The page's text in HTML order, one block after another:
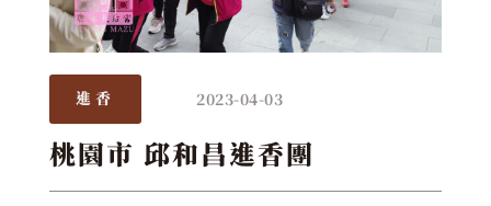
進香 2023-04-03
桃園市 邱和昌進香團